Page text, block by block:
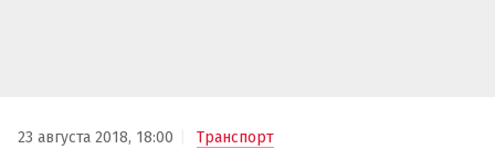
23 августа 2018, 18:00 Транспорт